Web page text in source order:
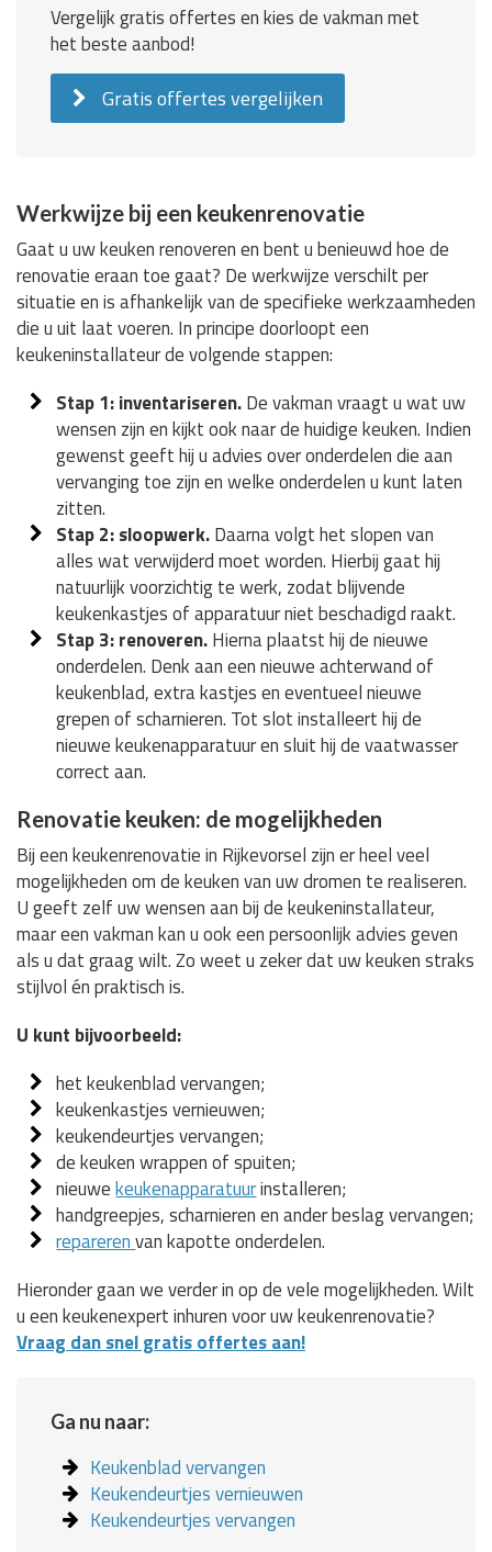
Vergelijk gratis offertes en kies de vakman met
het beste aanbod!
Gratis offertes vergelijken
Werkwijze bij een keukenrenovatie
Gaat u uw keuken renoveren en bent u benieuwd hoe de
renovatie eraan toe gaat? De werkwijze verschilt per
situatie en is afhankelijk van de specifieke werkzaamheden
die u uit laat voeren. In principe doorloopt een
keukeninstallateur de volgende stappen:
Stap 1: inventariseren.De vakman vraagt u wat uw
wensen zijn en kijkt ook naar de huidige keuken. Indien
gewenst geeft hij u advies over onderdelen die aan
vervanging toe zijn en welke onderdelen u kunt laten
zitten.
Stap 2: sloopwerk.Daarna volgt het slopen van
alles wat verwijderd moet worden. Hierbij gaat hij
natuurlijk voorzichtig te werk, zodat blijvende
keukenkastjes of apparatuur niet beschadigd raakt.
Stap 3: renoveren.Hierna plaatst hij de nieuwe
onderdelen. Denk aan een nieuwe achterwand of
keukenblad, extra kastjes en eventueel nieuwe
grepen of scharnieren. Tot slot installeert hij de
nieuwe keukenapparatuur en sluit hij de vaatwasser
correct aan.
Renovatie keuken: de mogelijkheden
Bij een keukenrenovatie in Rijkevorsel zijn er heel veel
mogelijkheden om de keuken van uw dromen te realiseren.
U geeft zelf uw wensen aan bij de keukeninstallateur,
maar een vakman kan u ook een persoonlijk advies geven
als u dat graag wilt. Zo weet u zeker dat uw keuken straks
stijlvol én praktisch is.
U kunt bijvoorbeeld:
het keukenblad vervangen;
keukenkastjes vernieuwen;
keukendeurtjes vervangen;
de keuken wrappen of spuiten;
nieuwekeukenapparatuurinstalleren;
handgreepjes, scharnieren en ander beslag vervangen;
reparerenvan kapotte onderdelen.
Hieronder gaan we verder in op de vele mogelijkheden. Wilt
u een keukenexpert inhuren voor uw keukenrenovatie?
Vraag dan snel gratis offertes aan!
Ga nu naar:
Keukenblad vervangen
Keukendeurtjes vernieuwen
Keukendeurtjes vervangen